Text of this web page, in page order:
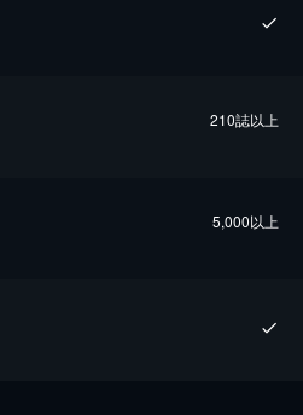
210誌以上
5,000以上